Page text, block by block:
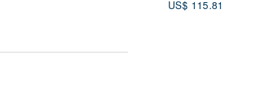
US$ 115.81